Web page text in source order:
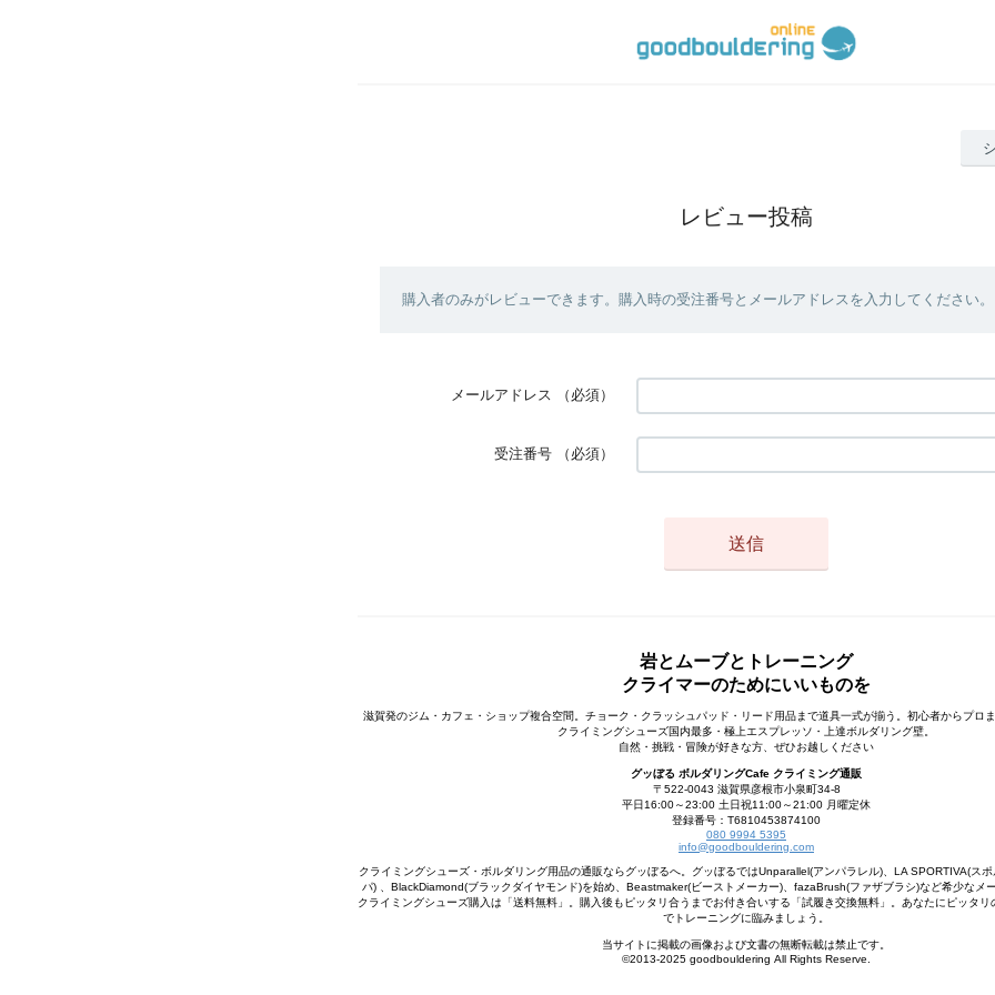
レビュー投稿
購入者のみがレビューできます。購入時の受注番号とメールアドレスを入力してください。
メールアドレス （必須）
受注番号 （必須）
岩とムーブとトレーニング
クライマーのためにいいものを
滋賀発のジム・カフェ・ショップ複合空間。チョーク・クラッシュパッド・リード用品まで道具一式が揃う。初心者からプロ
クライミングシューズ国内最多・極上エスプレッソ・上達ボルダリング壁。
自然・挑戦・冒険が好きな方、ぜひお越しください
グッぼる ボルダリングCafe クライミング通販
〒522-0043 滋賀県彦根市小泉町34-8
平日16:00～23:00 土日祝11:00～21:00 月曜定休
登録番号：T6810453874100
080 9994 5395
info@goodbouldering.com
クライミングシューズ・ボルダリング用品の通販ならグッぼるへ。グッぼるではUnparallel(アンパラレル)、LA SPORTIVA(ス
パ) 、BlackDiamond(ブラックダイヤモンド)を始め、Beastmaker(ビーストメーカー)、fazaBrush(ファザブラシ)など希少なメ
クライミングシューズ購入は「送料無料」。購入後もピッタリ合うまでお付き合いする「試履き交換無料」。あなたにピッタリ
でトレーニングに臨みましょう。
当サイトに掲載の画像および文書の無断転載は禁止です。
©2013-2025 goodbouldering All Rights Reserve.